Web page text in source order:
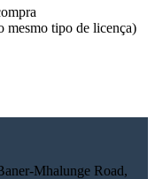
mesmo tipo de licença)
Mhalunge Road,